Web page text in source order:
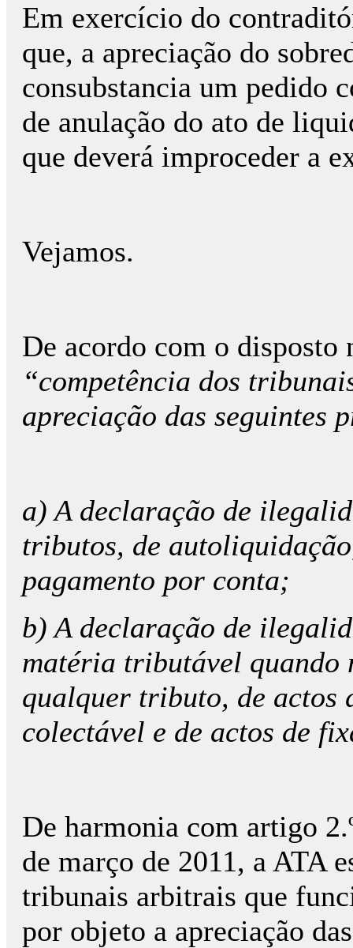
Em exercício do
que, a apreciação do
consubstancia um pedido
de anulação do ato de
que deverá improceder a
Vejamos.
De acordo com o disposto
“competência dos
apreciação das seguintes
a) A declaração de
tributos, de
pagamento por conta;
b) A declaração de
matéria tributável quando
qualquer tributo, de actos
colectável e de actos de
De harmonia com artigo
de março de 2011, a ATA
tribunais arbitrais que
por objeto a apreciação